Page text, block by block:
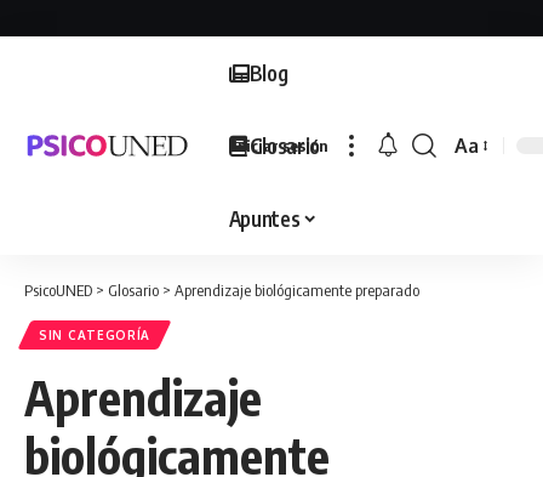
Blog
Glosario
Apuntes
Iniciar sesión
Font
Aa
PsicoUNED > Glosario > Aprendizaje biológicamente preparado
SIN CATEGORÍA
Aprendizaje
biológicamente